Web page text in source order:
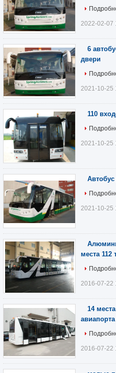
2022-02-07
6
двери
2021-10-25
110
2021-10-25
2021-10-25
места 112
2016-07-22
14
авиапорта
2016-07-22